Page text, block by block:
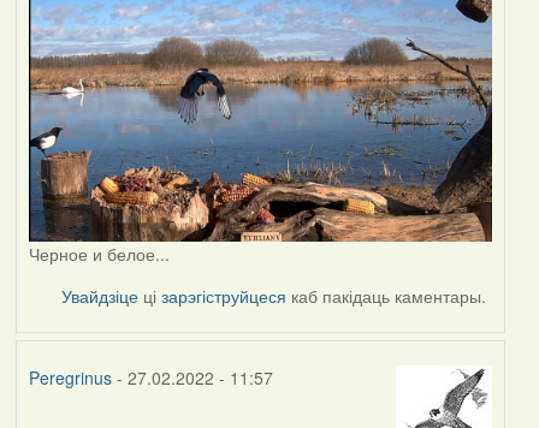
Черное и белое...
Увайдзіце цізарэгіструйцеся каб пакідаць каментары.
Peregrinus- 27.02.2022 - 11:57